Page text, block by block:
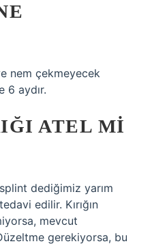
nem çekmeyecek
6 aydır.
ATEL MI
dediğimiz yarım
edilir. Kırığın
mevcut
gerekiyorsa, bu